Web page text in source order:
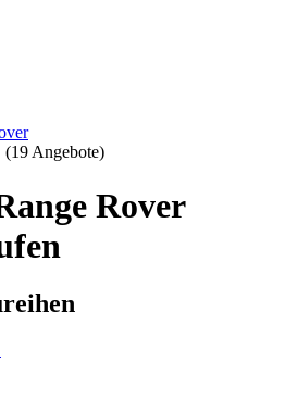
(19 Angebote)
Rover